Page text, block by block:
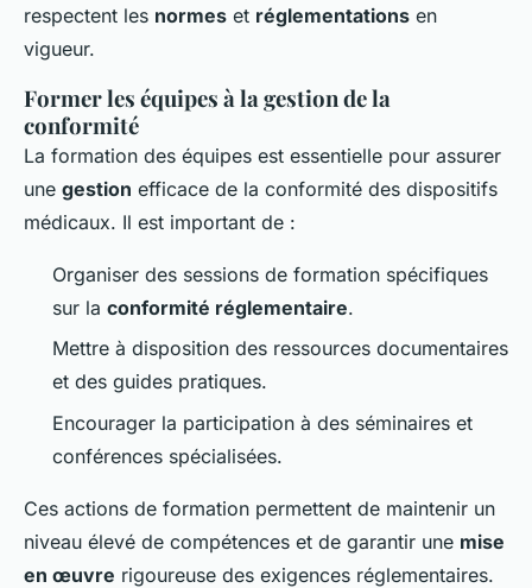
respectent les normes et réglementations en
vigueur.
Former les équipes à la gestion de la
conformité
La formation des équipes est essentielle pour assurer
une gestion efficace de la conformité des dispositifs
médicaux. Il est important de :
Organiser des sessions de formation spécifiques
sur la conformité réglementaire.
Mettre à disposition des ressources documentaires
et des guides pratiques.
Encourager la participation à des séminaires et
conférences spécialisées.
Ces actions de formation permettent de maintenir un
niveau élevé de compétences et de garantir une mise
en œuvre rigoureuse des exigences réglementaires.